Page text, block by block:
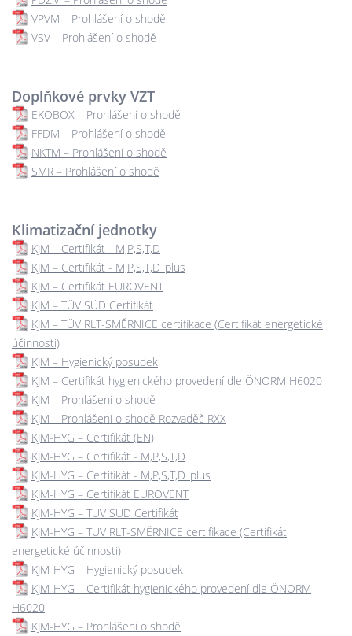
VPVM – Prohlášení o shodě
VSV – Prohlášení o shodě
Doplňkové prvky VZT
EKOBOX – Prohlášení o shodě
FFDM – Prohlášení o shodě
NKTM – Prohlášení o shodě
SMR – Prohlášení o shodě
Klimatizační jednotky
KJM – Certifikát - M,P,S,T,D
KJM – Certifikát - M,P,S,T,D_plus
KJM – Certifikát EUROVENT
KJM – TÜV SÜD Certifikát
KJM – TÜV RLT-SMĚRNICE certifikace (Certifikát energetické
účinnosti)
KJM – Hygienický posudek
KJM – Certifikát hygienického provedení dle ÖNORM H6020
KJM – Prohlášení o shodě
KJM – Prohlášení o shodě Rozvaděč RXX
KJM-HYG – Certifikát (EN)
KJM-HYG – Certifikát - M,P,S,T,D
KJM-HYG – Certifikát - M,P,S,T,D_plus
KJM-HYG – Certifikát EUROVENT
KJM-HYG – TÜV SÜD Certifikát
KJM-HYG – TÜV RLT-SMĚRNICE certifikace (Certifikát
energetické účinnosti)
KJM-HYG – Hygienický posudek
KJM-HYG – Certifikát hygienického provedení dle ÖNORM
H6020
KJM-HYG – Prohlášení o shodě